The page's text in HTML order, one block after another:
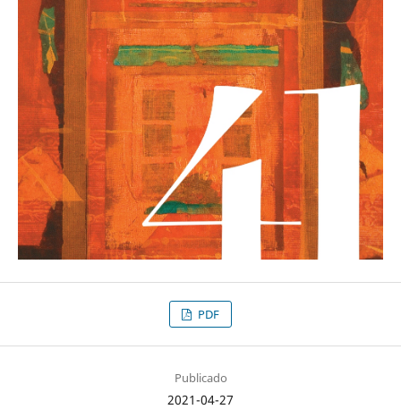
PDF
Publicado
2021-04-27